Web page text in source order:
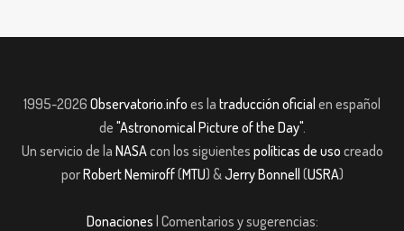
1995-2026 Observatorio.info es la traducción oficial en español
de "Astronomical Picture of the Day".
Un servicio de la NASAcon los siguientes políticas de uso creado
porRobert Nemiroff(MTU) &Jerry Bonnell (USRA)
Donaciones | Comentarios y sugerencias: